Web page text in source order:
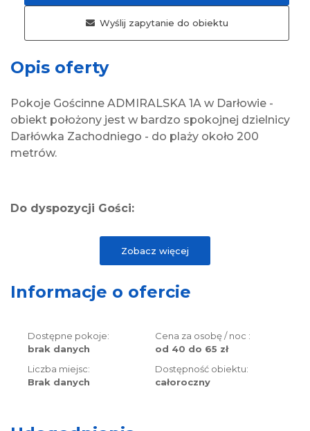
Wyślij zapytanie do obiektu
Opis oferty
Pokoje Gościnne ADMIRALSKA 1A w Darłowie -
obiekt położony jest w bardzo spokojnej dzielnicy
Darłówka Zachodniego - do plaży około 200
metrów.
Do dyspozycji Gości:
2, 3 i 4-osobowe pokoje
gólnodostępny aneks kuchenny na piętrze
w ogrodzie możliwość grillowania
Wyposażenie pokoi:
łazienka
TV
Zobacz więcej
Informacje o ofercie
Dostępne pokoje:
brak danych
Liczba miejsc:
Brak danych
Cena za osobę / noc :
od 40 do 65 zł
Dostępność obiektu:
całoroczny